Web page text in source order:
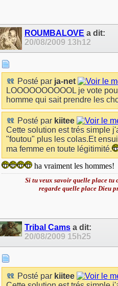
ROUMBALOVE a dit:
20/08/2009 13h12
Posté par ja-net
LOOOOOOOOOOL je vote
homme qui sait prendre les
Posté par kiitee
Cette solution est trés simple
"foutou" plus les colas.Et
ma femme en toute légitimité.
ha vraiment les hommes!
Si tu veux savoir quelle place tu
regarde quelle place Dieu
Tribal Cams a dit:
20/08/2009 15h25
Posté par kiitee